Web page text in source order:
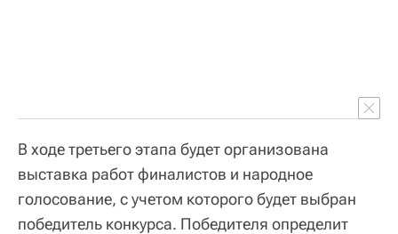
В ходе третьего этапа будет организована
выставка работ финалистов и народное
голосование, с учетом которого будет выбран
победитель конкурса. Победителя определит